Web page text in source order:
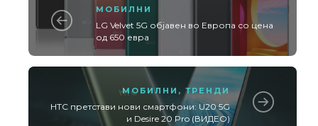
МОБИЛНИ
LG Velvet 5G објавен во Европа со цена
од 650 евра
МОБИЛНИ , ТРЕНДИ
HTC претстави нови смартфони: U20 5G
и Desire 20 Pro (ВИДЕО)